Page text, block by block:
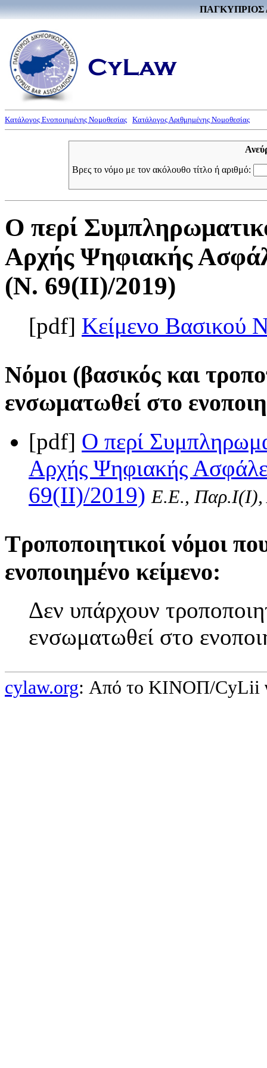
ΠΑΓΚΥΠΡΙΟΣ
Κατάλογος Ενοποιημένης Νομοθεσίας Κατάλογος Αριθμημένης Νομοθεσίας
Βρες το νόμο με τον ακόλουθο τίτλο ή αριθμό:
Ο περί
Αρχής Ψηφιακής
(Ν. 69(II)/2019)
[pdf] Κείμενο Βασικού
Νόμοι (βασικός και
ενσωματωθεί στο
[pdf] Ο περί
Αρχής Ψηφιακής
69(II)/2019) Ε.Ε., Παρ.Ι(I),
Τροποποιητικοί νόμοι
ενοποιημένο κείμενο:
Δεν υπάρχουν
ενσωματωθεί στο
cylaw.org: Από το ΚΙΝOΠ/CyLii